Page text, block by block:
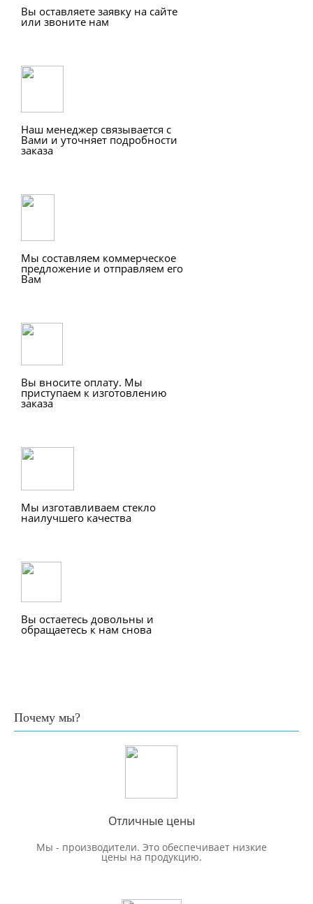
Вы оставляете заявку на сайте
или звоните нам
Наш менеджер связывается с
Вами и уточняет подробности
заказа
Мы составляем коммерческое
предложение и отправляем его
Вам
Вы вносите оплату. Мы
приступаем к изготовлению
заказа
Мы изготавливаем стекло
наилучшего качества
Вы остаетесь довольны и
обращаетесь к нам снова
Почему мы?
Отличные цены
Мы - производители. Это обеспечивает низкие
цены на продукцию.